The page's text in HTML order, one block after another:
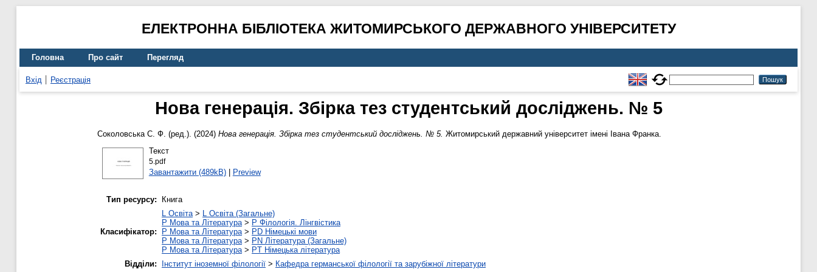
ЕЛЕКТРОННА БІБЛІОТЕКА ЖИТОМИРСЬКОГО ДЕРЖАВНОГО УНІВЕРСИТЕТУ
Головна Про сайт Перегляд
Вхід Реєстрація
Нова генерація. Збірка тез студентський досліджень. № 5
Соколовська С. Ф. (ред.). (2024) Нова генерація. Збірка тез студентський досліджень. № 5. Житомирський державний університет імені Івана Франка.
Текст
5.pdf
Завантажити (489kB)| Preview
Тип ресурсу: Книга
Класифікатор:
L Освіта> L Освіта (Загальне)
P Мова та Література> P Філологія. Лінгвістика
P Мова та Література> PD Німецькі мови
P Мова та Література> PN Література (Загальне)
P Мова та Література> PT Німецька література
Відділи:
Інститут іноземної філології > Кафедра германської філології та зарубіжної літератури